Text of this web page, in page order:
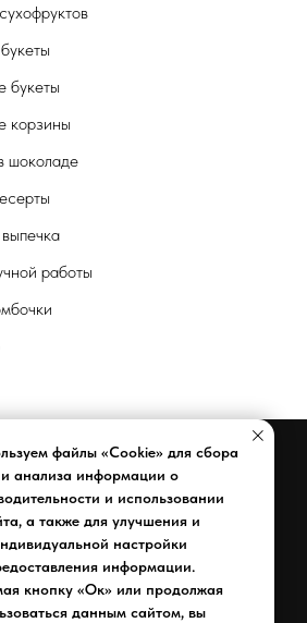
файлы «Cookie» для сбора
и анализа информации о
и использовании
а также для улучшения и
настройки
информации.
кнопку «Ок» или продолжая
данным сайтом, вы
букеты
корзины
шоколаде
работы